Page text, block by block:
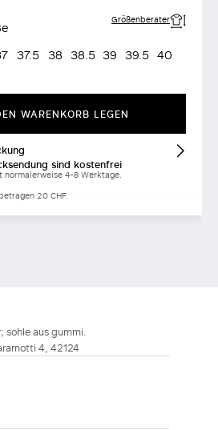
Größenberater
37.5 38 38.5 39 39.5 40
WARENKORB LEGEN
sind kostenfrei
normalerweise 4-8 Werktage.
20 CHF.
sohle aus gummi.
4, 42124